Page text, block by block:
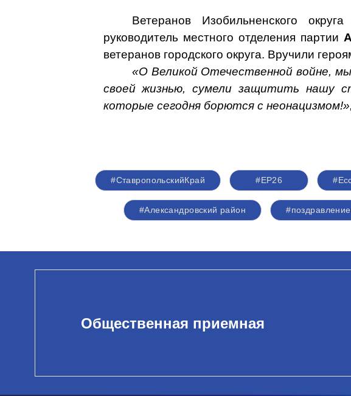
Ветеранов Изобильненского
руководитель местного отделения партии
ветеранов городского округа. Вручили
«О Великой Отечественной войне,
своей жизнью, сумели защитить нашу
которые сегодня борются с неонацизмом!»,
#СтавропольскийКрай #ЕР26
#Александровский район
Общественная приемная